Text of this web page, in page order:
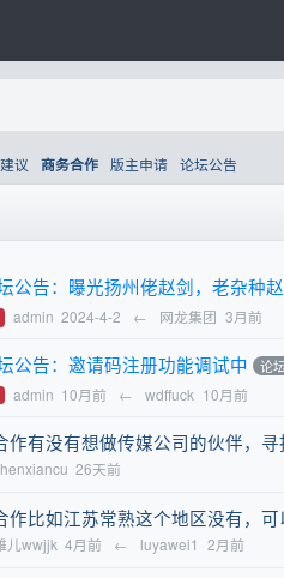
议 商务合作 版主申请 论坛公告
公告：曝光扬州佬赵剑，老杂种
admin 2024-4-2 ← 网龙集团 3月前
公告：邀请码注册功能调试中 论
admin 10月前 ← wdffuck 10月前
作有没有想做传媒公司的伙伴，
26天前
作比如江苏常熟这个地区没有，可
儿wwjjk 4月前 ← luyawei1 2月前